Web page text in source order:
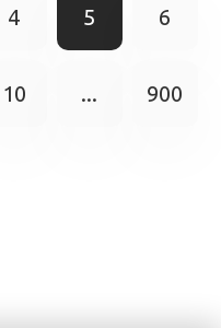
4 5 6
10 ... 900